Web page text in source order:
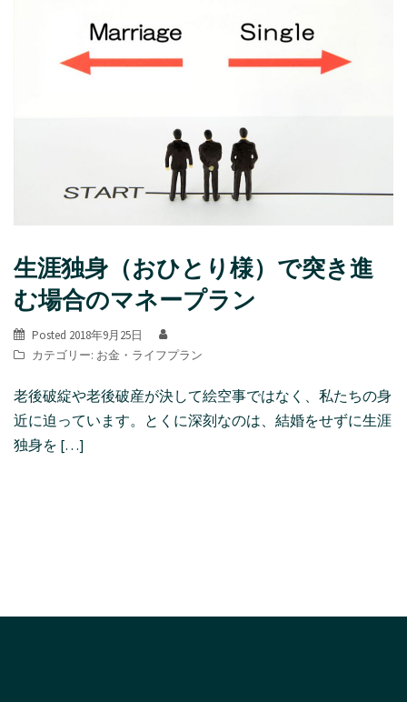
生涯独身（おひとり様）で突き進
む場合のマネープラン
Posted 2018年9月25日
カテゴリー: お金 ・ ライフプラン
老後破綻や老後破産が決して絵空事ではなく、私たちの身
近に迫っています。とくに深刻なのは、結婚をせずに生涯
独身を […]